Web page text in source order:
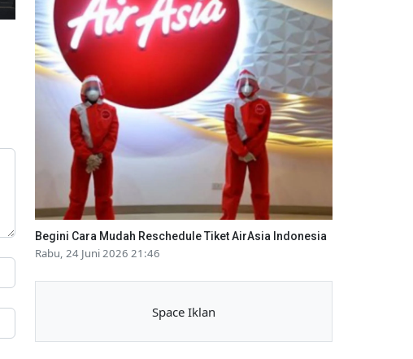
Begini Cara Mudah Reschedule Tiket AirAsia Indonesia
Rabu, 24 Juni 2026 21:46
Space Iklan